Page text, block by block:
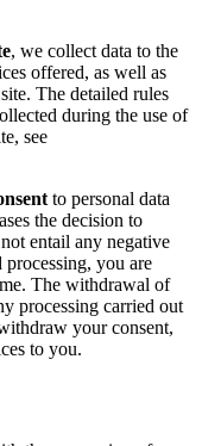
, we collect data to the
offered, as well as
The detailed rules
during the use of
see
to personal data
the decision to
entail any negative
processing, you are
The withdrawal of
processing carried out
your consent,
to you.